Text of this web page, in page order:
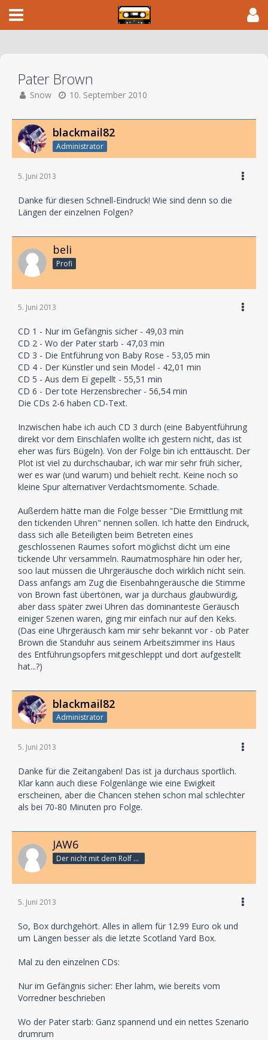
Pater Brown
Snow 10. September 2010
blackmail82
Administrator
5. Juni 2013
Danke für diesen Schnell-Eindruck! Wie sind denn so die
Längen der einzelnen Folgen?
beli
Profi
5. Juni 2013
CD 1 - Nur im Gefängnis sicher - 49,03 min
CD 2 - Wo der Pater starb - 47,03 min
CD 3 - Die Entführung von Baby Rose - 53,05 min
CD 4 - Der Künstler und sein Model - 42,01 min
CD 5 - Aus dem Ei gepellt - 55,51 min
CD 6 - Der tote Herzensbrecher - 56,54 min
Die CDs 2-6 haben CD-Text.
Inzwischen habe ich auch CD 3 durch (eine Babyentführung
direkt vor dem Einschlafen wollte ich gestern nicht, das ist
eher was fürs Bügeln). Von der Folge bin ich enttäuscht. Der
Plot ist viel zu durchschaubar, ich war mir sehr früh sicher,
wer es war (und warum) und behielt recht. Keine noch so
kleine Spur alternativer Verdachtsmomente. Schade.
Außerdem hätte man die Folge besser "Die Ermittlung mit
den tickenden Uhren" nennen sollen. Ich hatte den Eindruck,
dass sich alle Beteiligten beim Betreten eines
geschlossenen Raumes sofort möglichst dicht um eine
tickende Uhr versammeln. Raumatmosphäre hin oder her,
soo laut müssen die Uhrgeräusche doch wirklich nicht sein.
Dass anfangs am Zug die Eisenbahngeräusche die Stimme
von Brown fast übertönen, war ja durchaus glaubwürdig,
aber dass später zwei Uhren das dominanteste Geräusch
einiger Szenen waren, ging mir einfach nur auf den Keks.
(Das eine Uhrgeräusch kam mir sehr bekannt vor - ob Pater
Brown die Standuhr aus seinem Arbeitszimmer ins Haus
des Entführungsopfers mitgeschleppt und dort aufgestellt
hat...?)
blackmail82
Administrator
5. Juni 2013
Danke für die Zeitangaben! Das ist ja durchaus sportlich.
Klar kann auch diese Folgenlänge wie eine Ewigkeit
erscheinen, aber die Chancen stehen schon mal schlechter
als bei 70-80 Minuten pro Folge.
JAW6
Der nicht mit dem Rolf schranzt
5. Juni 2013
So, Box durchgehört. Alles in allem für 12.99 Euro ok und
um Längen besser als die letzte Scotland Yard Box.
Mal zu den einzelnen CDs:
Nur im Gefängnis sicher: Eher lahm, wie bereits vom
Vorredner beschrieben
Wo der Pater starb: Ganz spannend und ein nettes Szenario
drumrum